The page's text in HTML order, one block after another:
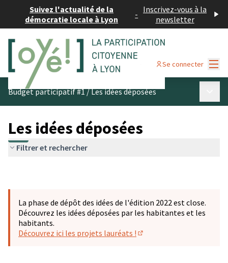
Suivez l'actualité de la
démocratie locale à Lyon
- Inscrivez-vous à la
newsletter
Se connecter
Budget participatif #1/Les idées déposées
Les idées déposées
Filtrer et rechercher
La phase de dépôt des idées de l'édition 2022 est close.
Découvrez les idées déposées par les habitantes et les
habitants.
Découvrez ici les projets lauréats !